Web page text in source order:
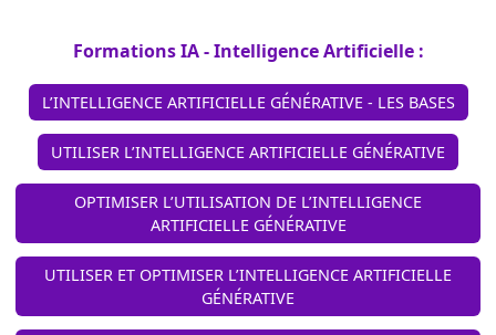
Formations IA - Intelligence Artificielle :
L’INTELLIGENCE ARTIFICIELLE GÉNÉRATIVE - LES BASES
UTILISER L’INTELLIGENCE ARTIFICIELLE GÉNÉRATIVE
OPTIMISER L’UTILISATION DE L’INTELLIGENCE
ARTIFICIELLE GÉNÉRATIVE
UTILISER ET OPTIMISER L’INTELLIGENCE ARTIFICIELLE
GÉNÉRATIVE